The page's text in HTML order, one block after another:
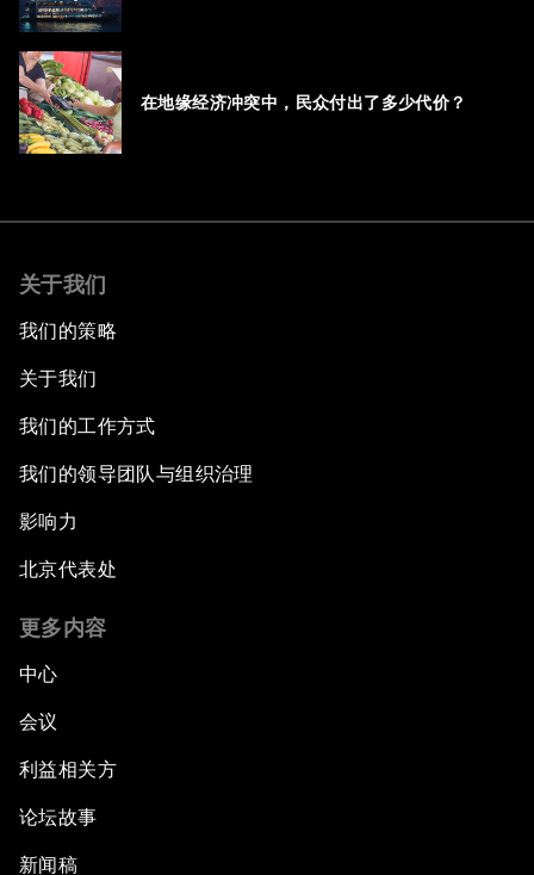
在地缘经济冲突中，民众付出了多少代价？
关于我们
我们的策略
关于我们
我们的工作方式
我们的领导团队与组织治理
影响力
北京代表处
更多内容
中心
会议
利益相关方
论坛故事
新闻稿